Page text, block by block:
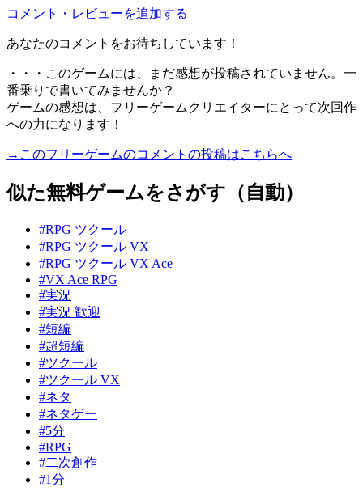
コメント・レビューを追加する
あなたのコメントをお待ちしています！
・・・このゲームには、まだ感想が投稿されていません。一
番乗りで書いてみませんか？
ゲームの感想は、フリーゲームクリエイターにとって次回作
への力になります！
→このフリーゲームのコメントの投稿はこちらへ
似た無料ゲームをさがす（自動）
#RPG ツクール
#RPG ツクール VX
#RPG ツクール VX Ace
#VX Ace RPG
#実況
#実況 歓迎
#短編
#超短編
#ツクール
#ツクール VX
#ネタ
#ネタゲー
#5分
#RPG
#二次創作
#1分